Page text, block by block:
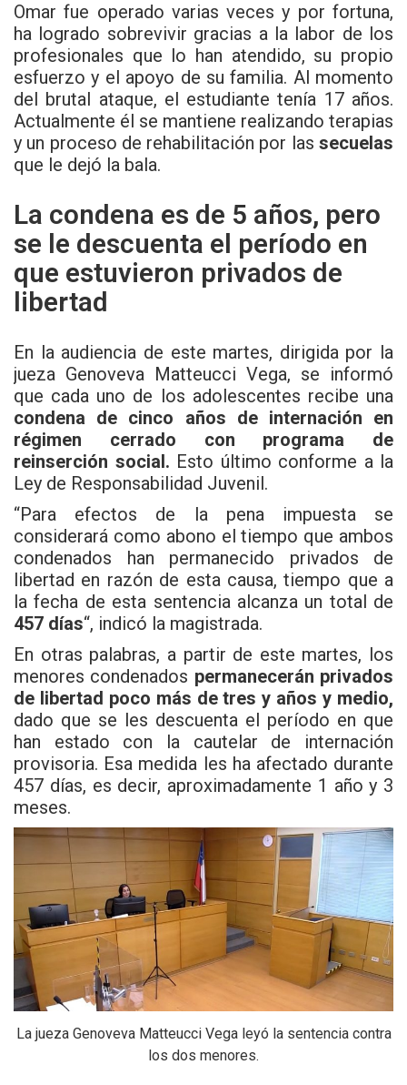
Omar fue operado varias veces y por fortuna,
ha logrado sobrevivir gracias a la labor de los
profesionales que lo han atendido, su propio
esfuerzo y el apoyo de su familia. Al momento
del brutal ataque, el estudiante tenía 17 años.
Actualmente él se mantiene realizando terapias
y un proceso de rehabilitación por las secuelas
que le dejó la bala.
La condena es de 5 años, pero
se le descuenta el período en
que estuvieron privados de
libertad
En la audiencia de este martes, dirigida por la
jueza Genoveva Matteucci Vega, se informó
que cada uno de los adolescentes recibe una
condena de cinco años de internación en
régimen cerrado con programa de
reinserción social. Esto último conforme a la
Ley de Responsabilidad Juvenil.
“Para efectos de la pena impuesta se
considerará como abono el tiempo que ambos
condenados han permanecido privados de
libertad en razón de esta causa, tiempo que a
la fecha de esta sentencia alcanza un total de
457 días“, indicó la magistrada.
En otras palabras, a partir de este martes, los
menores condenados permanecerán privados
de libertad poco más de tres y años y medio,
dado que se les descuenta el período en que
han estado con la cautelar de internación
provisoria. Esa medida les ha afectado durante
457 días, es decir, aproximadamente 1 año y 3
meses.
La jueza Genoveva Matteucci Vega leyó la sentencia contra
los dos menores.